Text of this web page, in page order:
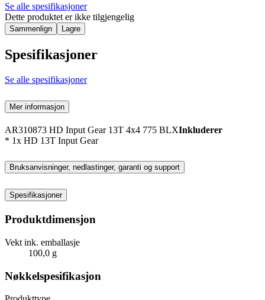
Se alle spesifikasjoner
Dette produktet er ikke tilgjengelig
Sammenlign Lagre
Spesifikasjoner
Se alle spesifikasjoner
Mer informasjon
AR310873 HD Input Gear 13T 4x4 775 BLXInkluderer
* 1x HD 13T Input Gear
Bruksanvisninger, nedlastinger, garanti og support
Spesifikasjoner
Produktdimensjon
Vekt ink. emballasje
100,0 g
Nøkkelspesifikasjon